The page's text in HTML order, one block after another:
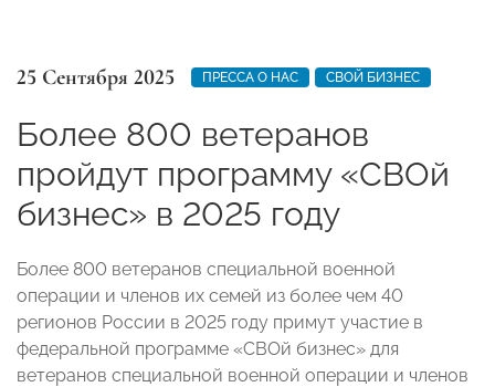
25 Сентября 2025 ПРЕССА О НАС СВОЙ БИЗНЕС
Более 800 ветеранов
пройдут программу «СВОй
бизнес» в 2025 году
Более 800 ветеранов специальной военной
операции и членов их семей из более чем 40
регионов России в 2025 году примут участие в
федеральной программе «СВОй бизнес» для
ветеранов специальной военной операции и членов